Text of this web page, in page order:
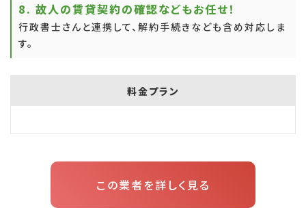
8. 故人の賃貸契約の確認などもお任せ！
行政書士さんと連携して、解約手続きなども含め対応しま
す。
料金プラン
この業者を詳しく見る